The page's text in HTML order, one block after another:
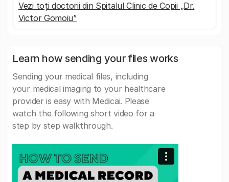
Vezi toți doctorii din Spitalul Clinic de Copii „Dr.
Victor Gomoiu”
Learn how sending your files works
Sending your medical files, including
your medical imaging to your healthcare
provider is easy with Medicai. Please
watch the following short video for a
step by step walkthrough.